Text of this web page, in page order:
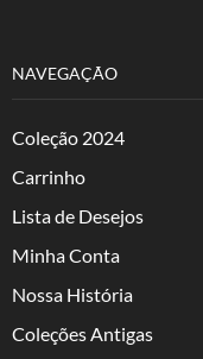
NAVEGAÇÃO
Coleção 2024
Carrinho
Lista de Desejos
Minha Conta
Nossa História
Coleções Antigas